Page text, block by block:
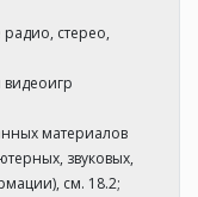
стерео,
видеоигр
материалов
звуковых,
см. 18.2;